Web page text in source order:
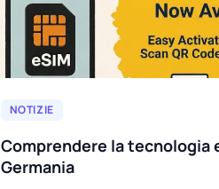
NOTIZIE
Comprendere la tecnologia
Germania